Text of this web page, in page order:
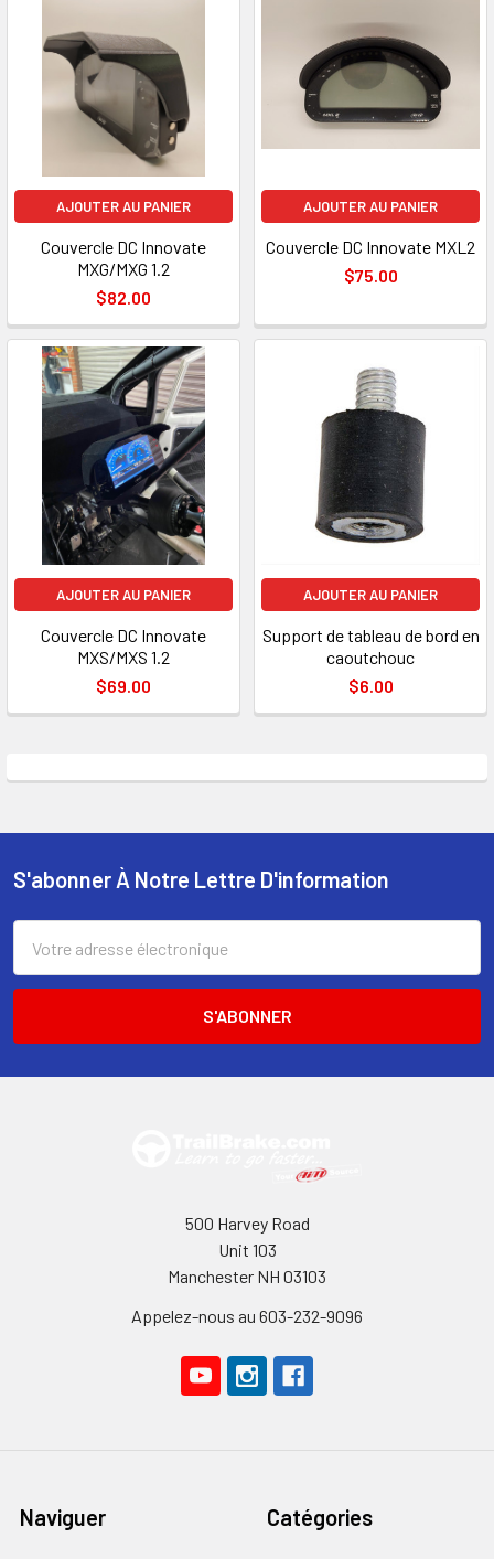
AJOUTER AU PANIER
Couvercle DC Innovate
MXG/MXG 1.2
$82.00
AJOUTER AU PANIER
Couvercle DC Innovate MXL2
$75.00
AJOUTER AU PANIER
Couvercle DC Innovate
MXS/MXS 1.2
$69.00
AJOUTER AU PANIER
Support de tableau de bord en
caoutchouc
$6.00
Pied
de
page
S'abonner À Notre Lettre D'information
électronique
500 Harvey Road
Unit 103
Manchester NH 03103
Appelez-nous au 603-232-9096
Naviguer Catégories